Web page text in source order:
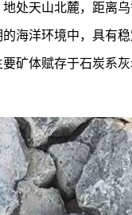
处天山北麓，距离
海洋环境中，具有
矿体赋存于石炭系